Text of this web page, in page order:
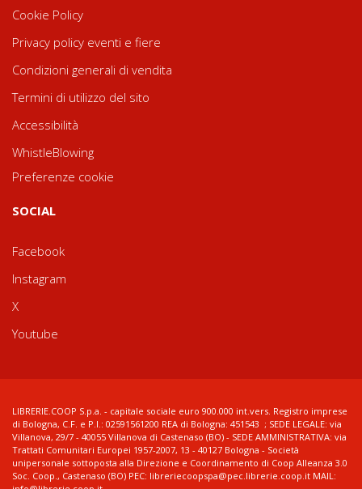
Cookie Policy
Privacy policy eventi e fiere
Condizioni generali di vendita
Termini di utilizzo del sito
Accessibilità
WhistleBlowing
Preferenze cookie
SOCIAL
Facebook
Instagram
X
Youtube
LIBRERIE.COOP S.p.a. - capitale sociale euro 900.000 int.vers. Registro imprese
di Bologna, C.F. e P.I.: 02591561200 REA di Bologna: 451543 ; SEDE LEGALE: via
Villanova, 29/7 - 40055 Villanova di Castenaso (BO) - SEDE AMMINISTRATIVA: via
Trattati Comunitari Europei 1957-2007, 13 - 40127 Bologna - Società
unipersonale sottoposta alla Direzione e Coordinamento di Coop Alleanza 3.0
Soc. Coop., Castenaso (BO) PEC: libreriecoopspa@pec.librerie.coop.it MAIL: